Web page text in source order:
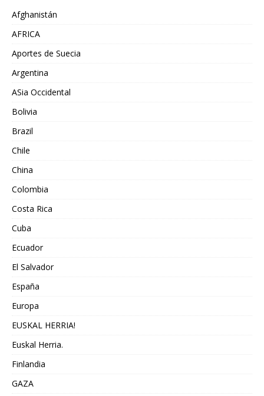
Afghanistán
AFRICA
Aportes de Suecia
Argentina
ASia Occidental
Bolivia
Brazil
Chile
China
Colombia
Costa Rica
Cuba
Ecuador
El Salvador
España
Europa
EUSKAL HERRIA!
Euskal Herria.
Finlandia
GAZA